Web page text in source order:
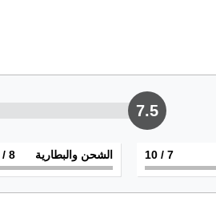
7.5
7
/ 10 الشحن والبطارية 8
/ 10